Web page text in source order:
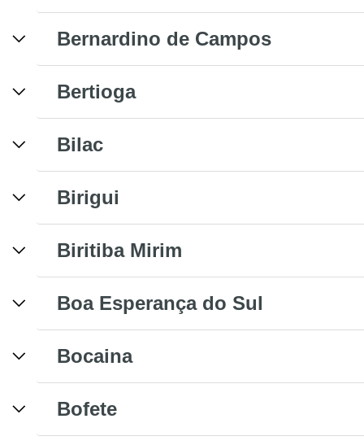
Bernardino de Campos
Bertioga
Bilac
Birigui
Biritiba Mirim
Boa Esperança do Sul
Bocaina
Bofete